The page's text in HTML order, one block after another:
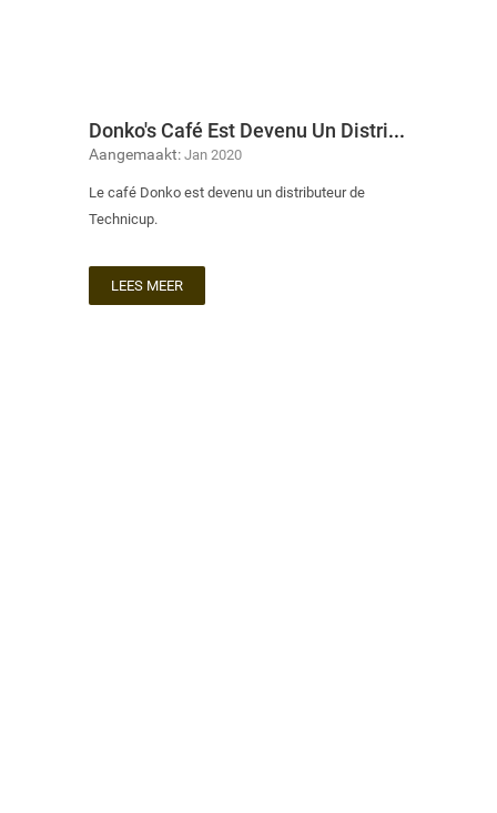
Donko's Café Est Devenu Un Distributeur De Technicup
Aangemaakt: Jan 2020
Le café Donko est devenu un distributeur de
Technicup.
LEES MEER